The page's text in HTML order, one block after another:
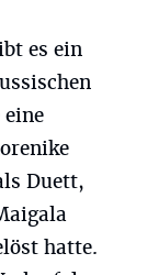
es ein
Duett,
hatte.